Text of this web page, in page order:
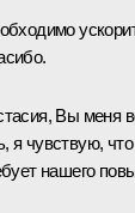
Вы меня
я чувствую,
нашего